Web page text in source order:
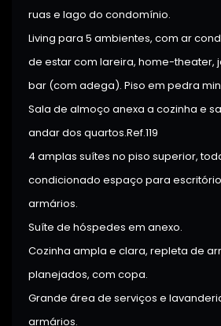
ruas e lago do condomínio.
Living para 5 ambientes, com ar
de estar com lareira, home-theater,
bar (com adega). Piso em pedra
Sala de almoço anexa a cozinha e
andar dos quartos.Ref.119
4 amplas suítes no piso superior,
condicionado espaço para
armários.
Suíte de hóspedes em anexo.
Cozinha ampla e clara, repleta de
planejados, com copa.
Grande área de serviços e
armários.